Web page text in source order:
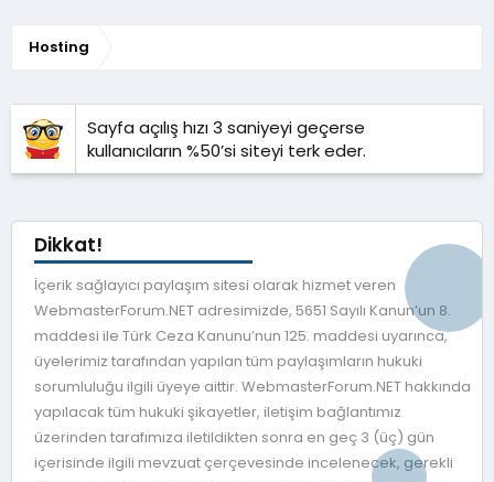
Hosting
Sayfa açılış hızı 3 saniyeyi geçerse
kullanıcıların %50’si siteyi terk eder.
Dikkat!
İçerik sağlayıcı paylaşım sitesi olarak hizmet veren
WebmasterForum.NET adresimizde, 5651 Sayılı Kanun’un 8.
maddesi ile Türk Ceza Kanunu’nun 125. maddesi uyarınca,
üyelerimiz tarafından yapılan tüm paylaşımların hukuki
sorumluluğu ilgili üyeye aittir. WebmasterForum.NET hakkında
yapılacak tüm hukuki şikayetler, iletişim bağlantımız
üzerinden tarafımıza iletildikten sonra en geç 3 (üç) gün
içerisinde ilgili mevzuat çerçevesinde incelenecek, gerekli